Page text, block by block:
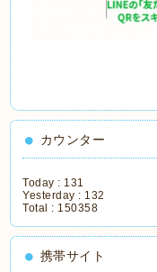
カウンター
Today : 131
Yesterday : 132
Total : 150358
携帯サイト